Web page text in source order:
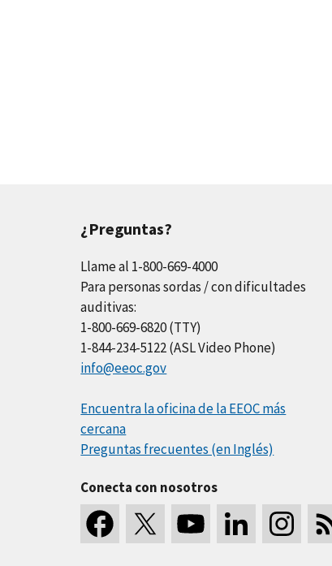
¿Preguntas?
Llame al 1-800-669-4000
Para personas sordas / con dificultades
auditivas:
1-800-669-6820 (TTY)
1-844-234-5122 (ASL Video Phone)
info@eeoc.gov
Encuentra la oficina de la EEOC más
cercana
Preguntas frecuentes (en Inglés)
Conecta con nosotros